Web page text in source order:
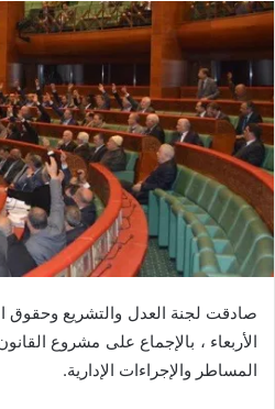
صادقت لجنة العدل والتشريع وحقوق
المساطر والإجراءات الإدارية.